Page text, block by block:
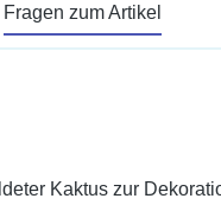
Fragen zum Artikel
Kaktus zur